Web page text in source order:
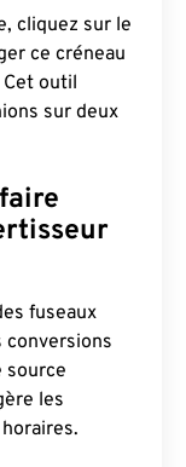
cliquez sur le
ce créneau
outil
sur deux
fuseaux
conversions
source
les